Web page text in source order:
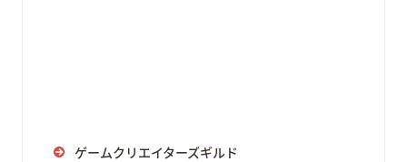
ゲームクリエイターズギルド